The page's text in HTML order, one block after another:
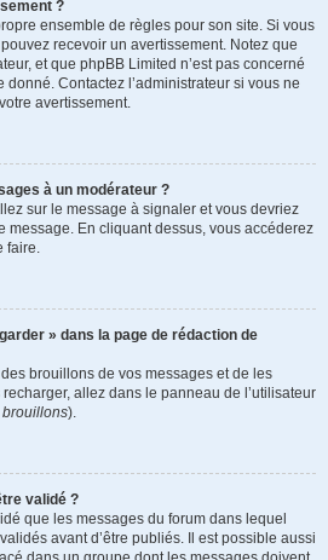
?
ensemble de règles pour son site. Si vous
recevoir un avertissement. Notez que
et que phpBB Limited n’est pas concerné
donné. Contactez l’administrateur si vous ne
avertissement.
à un modérateur ?
sur le message à signaler et vous devriez
message. En cliquant dessus, vous accéderez
faire.
» dans la page de rédaction de
brouillons de vos messages et de les
allez dans le panneau de l’utilisateur
brouillons).
validé ?
que les messages du forum dans lequel
avant d’être publiés. Il est possible aussi